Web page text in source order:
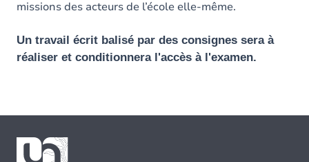
missions des acteurs de l’école elle-même.
Un travail écrit balisé par des consignes sera à
réaliser et conditionnera l'accès à l'examen.